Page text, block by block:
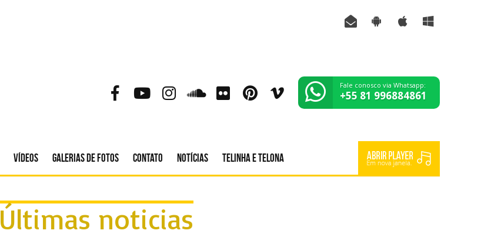
Fale conosco via Whatsapp:
+55 81 996884861
Vídeos Galerias de fotos Contato Notícias Telinha e Telona
Últimas noticias